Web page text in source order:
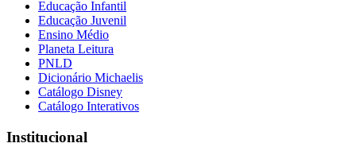
Educação Infantil
Educação Juvenil
Ensino Médio
Planeta Leitura
PNLD
Dicionário Michaelis
Catálogo Disney
Catálogo Interativos
Institucional